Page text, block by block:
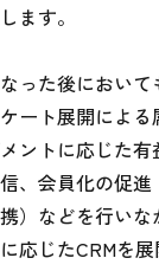
ます。
った後において
ート展開によ
ントに応じた有
、会員化の促進
）などを行い
応じたCRMを